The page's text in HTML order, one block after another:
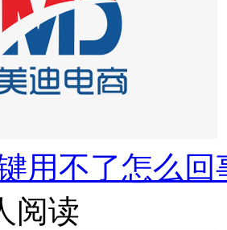
用不了怎么
阅读